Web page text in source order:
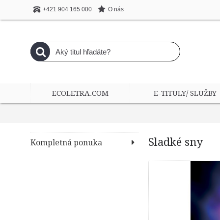
+421 904 165 000 O nás
ECOLETRA.COM E-TITULY/ SLUŽBY
Kompletná ponuka Sladké sny